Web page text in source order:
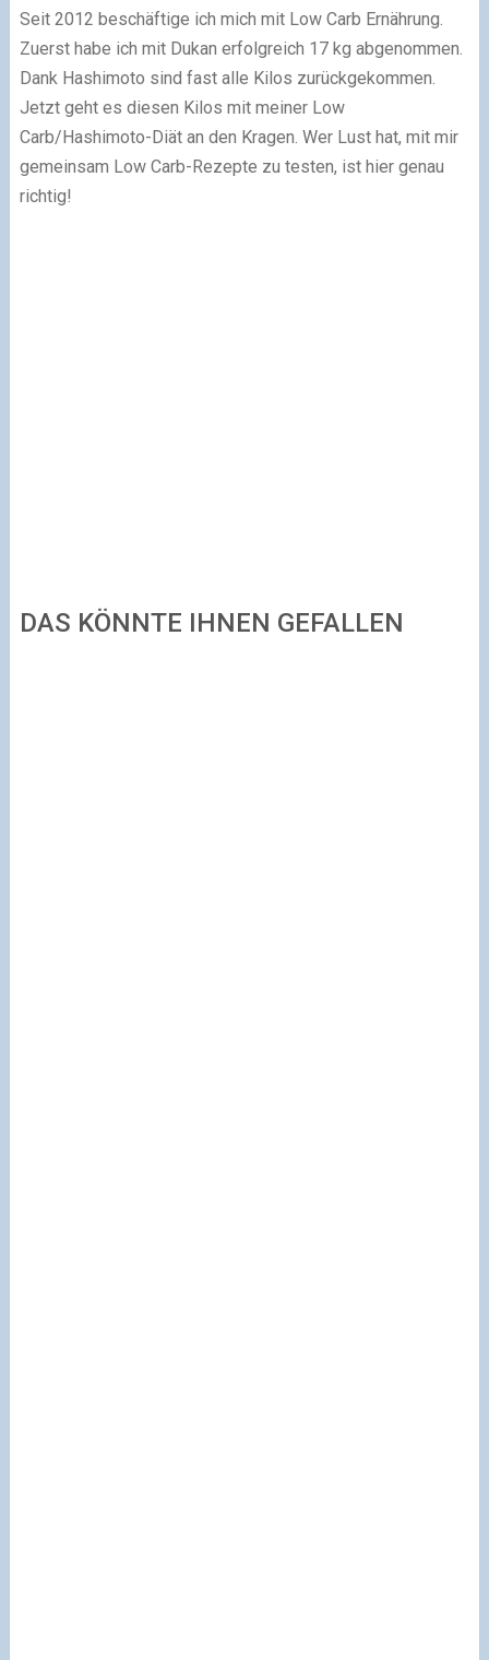
Seit 2012 beschäftige ich mich mit Low Carb Ernährung.
Zuerst habe ich mit Dukan erfolgreich 17 kg abgenommen.
Dank Hashimoto sind fast alle Kilos zurückgekommen.
Jetzt geht es diesen Kilos mit meiner Low
Carb/Hashimoto-Diät an den Kragen. Wer Lust hat, mit mir
gemeinsam Low Carb-Rezepte zu testen, ist hier genau
richtig!
DAS KÖNNTE IHNEN GEFALLEN